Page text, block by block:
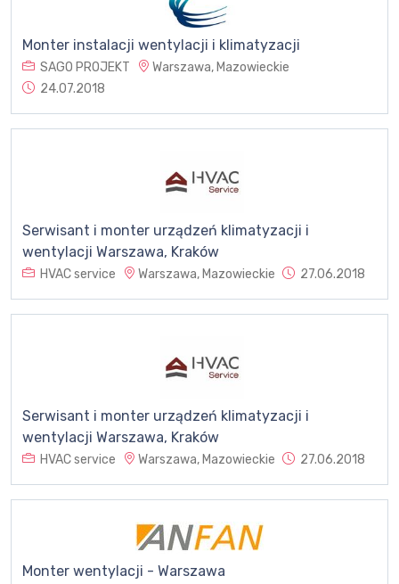
Monter instalacji wentylacji i klimatyzacji
SAGO PROJEKT
Warszawa, Mazowieckie
24.07.2018
Serwisant i monter urządzeń klimatyzacji i
wentylacji Warszawa, Kraków
HVAC service Warszawa, Mazowieckie 27.06.2018
Serwisant i monter urządzeń klimatyzacji i
wentylacji Warszawa, Kraków
HVAC service Warszawa, Mazowieckie 27.06.2018
Monter wentylacji - Warszawa